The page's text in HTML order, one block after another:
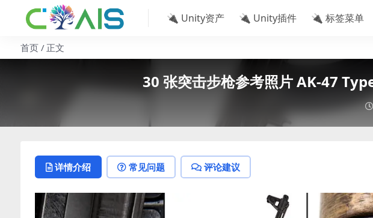
🔌 Unity资产 🔌 Unity插件 🔌 标签菜单
首页 正文
30 张突击步枪参考照片 AK-47
详情介绍 常见问题 评论建议